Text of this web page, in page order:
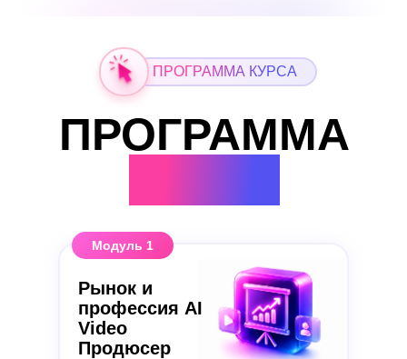
ПРОГРАММА
ПРОГРАММА КУРСА
Модуль 1
Рынок и
профессия AI
Video
Продюсер